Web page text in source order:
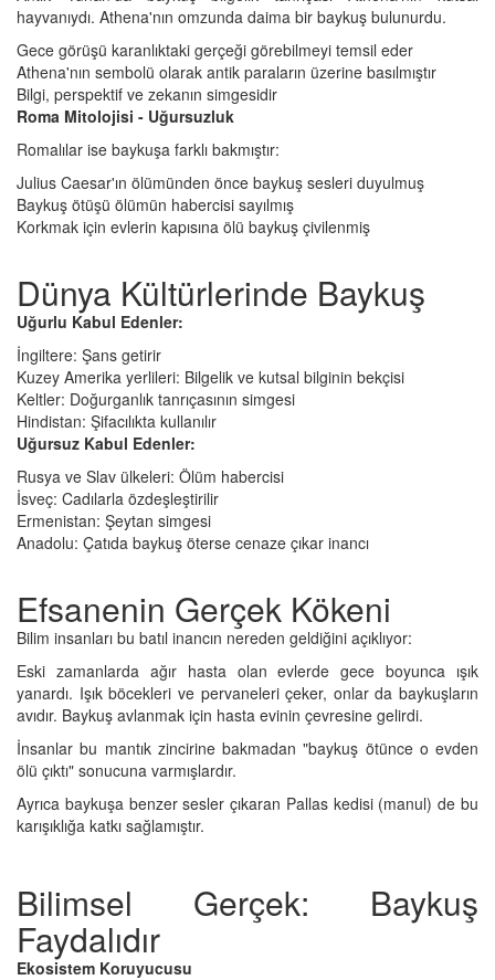
hayvanıydı. Athena'nın omzunda daima bir baykuş bulunurdu.
Gece görüşü karanlıktaki gerçeği görebilmeyi temsil eder
Athena'nın sembolü olarak antik paraların üzerine basılmıştır
Bilgi, perspektif ve zekanın simgesidir
Roma Mitolojisi - Uğursuzluk
Romalılar ise baykuşa farklı bakmıştır:
Julius Caesar'ın ölümünden önce baykuş sesleri duyulmuş
Baykuş ötüşü ölümün habercisi sayılmış
Korkmak için evlerin kapısına ölü baykuş çivilenmiş
Dünya Kültürlerinde Baykuş
Uğurlu Kabul Edenler:
İngiltere: Şans getirir
Kuzey Amerika yerlileri: Bilgelik ve kutsal bilginin bekçisi
Keltler: Doğurganlık tanrıçasının simgesi
Hindistan: Şifacılıkta kullanılır
Uğursuz Kabul Edenler:
Rusya ve Slav ülkeleri: Ölüm habercisi
İsveç: Cadılarla özdeşleştirilir
Ermenistan: Şeytan simgesi
Anadolu: Çatıda baykuş öterse cenaze çıkar inancı
Efsanenin Gerçek Kökeni
Bilim insanları bu batıl inancın nereden geldiğini açıklıyor:
Eski zamanlarda ağır hasta olan evlerde gece boyunca ışık
yanardı. Işık böcekleri ve pervaneleri çeker, onlar da baykuşların
avıdır. Baykuş avlanmak için hasta evinin çevresine gelirdi.
İnsanlar bu mantık zincirine bakmadan "baykuş ötünce o evden
ölü çıktı" sonucuna varmışlardır.
Ayrıca baykuşa benzer sesler çıkaran Pallas kedisi (manul) de bu
karışıklığa katkı sağlamıştır.
Bilimsel Gerçek: Baykuş
Faydalıdır
Ekosistem Koruyucusu